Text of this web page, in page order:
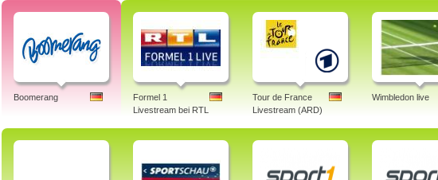
Boomerang
Formel 1
Livestream bei RTL
Tour de France
Livestream (ARD)
Wimbledon live